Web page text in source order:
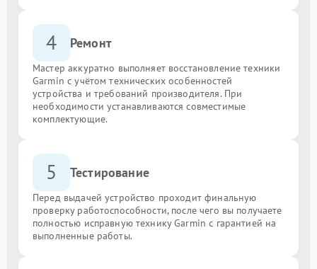
4 Ремонт
Мастер аккуратно выполняет восстановление техники
Garmin с учётом технических особенностей
устройства и требований производителя. При
необходимости устанавливаются совместимые
комплектующие.
5 Тестирование
Перед выдачей устройство проходит финальную
проверку работоспособности, после чего вы получаете
полностью исправную технику Garmin с гарантией на
выполненные работы.